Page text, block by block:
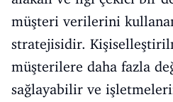
müşteri verilerini
stratejisidir.
müşterilere daha fazla
sağlayabilir ve